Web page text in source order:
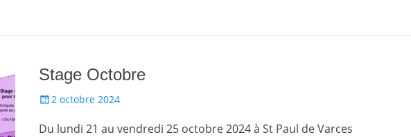
Stage Octobre
Posté2 octobre 2024
Du lundi 21 au vendredi 25 octobre 2024 à St Paul de Varces